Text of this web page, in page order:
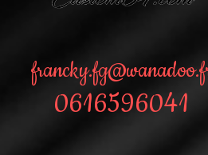
0616596041